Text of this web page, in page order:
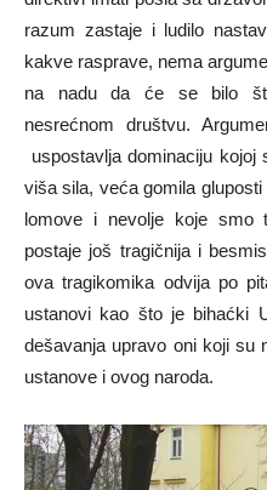
razum zastaje i ludilo
kakve rasprave, nema
na nadu da će se bilo
nesrećnom društvu.
uspostavlja dominaciju kojoj
viša sila, veća gomila
lomove i nevolje koje smo
postaje još tragičnija i
ova tragikomika odvija po
ustanovi kao što je bihaćki
dešavanja upravo oni koji su
ustanove i ovog naroda.